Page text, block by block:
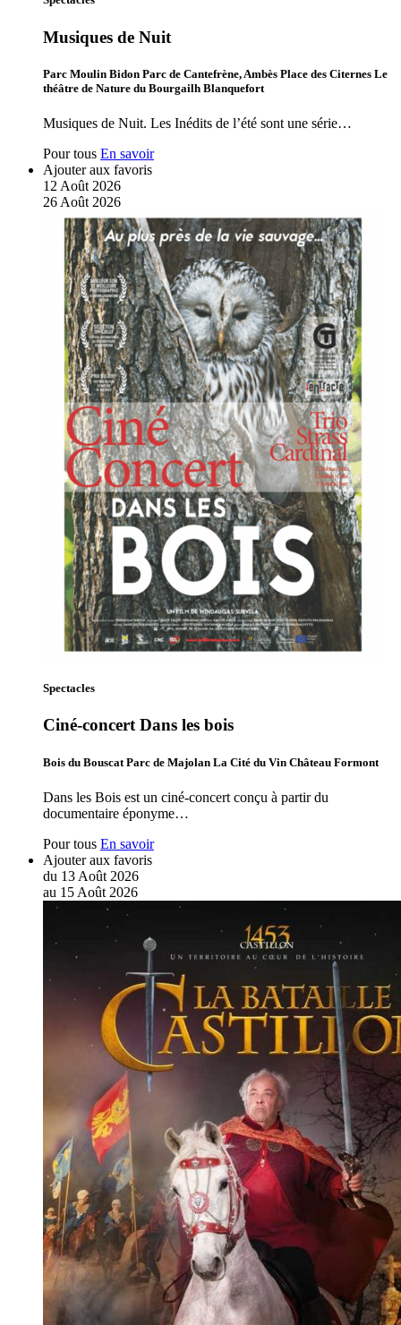
Musiques de Nuit
Parc Moulin Bidon Parc de Cantefrène, Ambès Place des Citernes Le
théâtre de Nature du Bourgailh Blanquefort
Musiques de Nuit. Les Inédits de l’été sont une série…
Pour tous En savoir
Ajouter aux favoris
12 Août 2026
26 Août 2026
Spectacles
Ciné-concert Dans les bois
Bois du Bouscat Parc de Majolan La Cité du Vin Château Formont
Dans les Bois est un ciné-concert conçu à partir du
documentaire éponyme…
Pour tous En savoir
Ajouter aux favoris
du 13 Août 2026
au 15 Août 2026